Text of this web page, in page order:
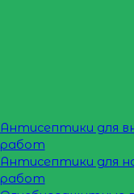
Антисептики для
работ
Антисептики для
работ